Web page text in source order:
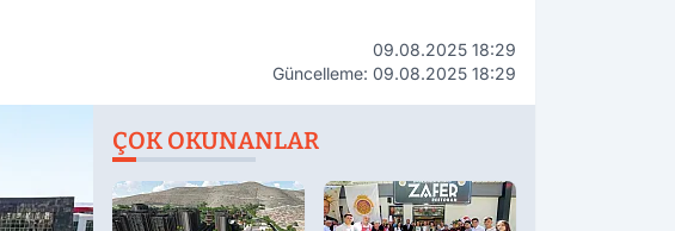
09.08.2025 18:29
Güncelleme: 09.08.2025 18:29
ÇOK OKUNANLAR